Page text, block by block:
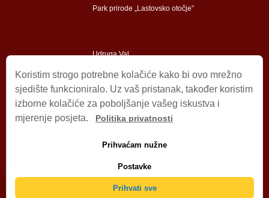
Park prirode „Lastovsko otočje”
Udruga Val
Impressum
Sva prava pridržana.
Izjava o privatnosti
Izjava o pristupačnosti.
Koristim strogo potrebne kolačiće kako bi ovo mrežno
sjedište funkcioniralo. Uz vaš pristanak, također koristim
izborne kolačiće za poboljšanje vašeg iskustva i
mjerenje posjeta.
Politika privatnosti
Prihvaćam nužne
Postavke
Prihvati sve